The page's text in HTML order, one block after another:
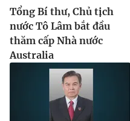
Tổng Bí thư, Chủ tịch
nước Tô Lâm bắt đầu
thăm cấp Nhà nước
Australia